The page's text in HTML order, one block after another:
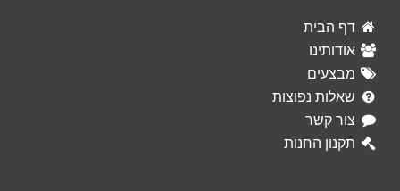
דף הבית
אודותינו
מבצעים
שאלות נפוצות
צור קשר
תקנון החנות